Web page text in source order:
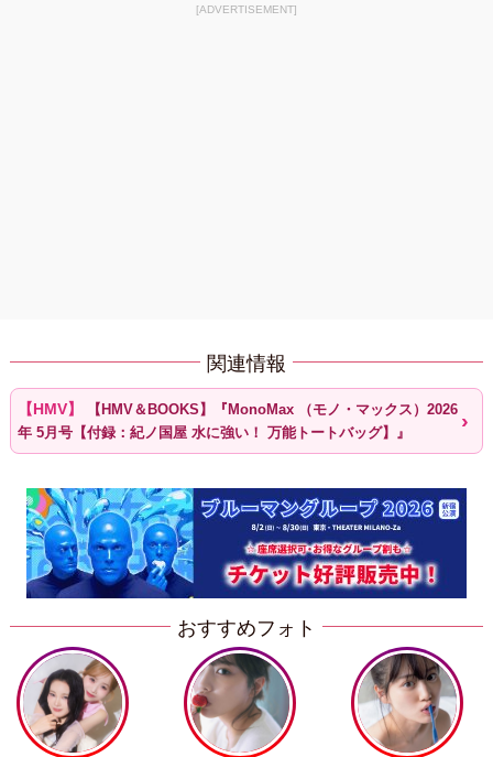
[ADVERTISEMENT]
関連情報
【HMV＆BOOKS】『MonoMax （モノ・マックス）2026
年 5月号【付録：紀ノ国屋 水に強い！ 万能トートバッグ】』
おすすめフォト